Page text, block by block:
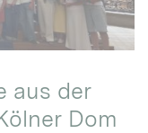
aus der
Dom